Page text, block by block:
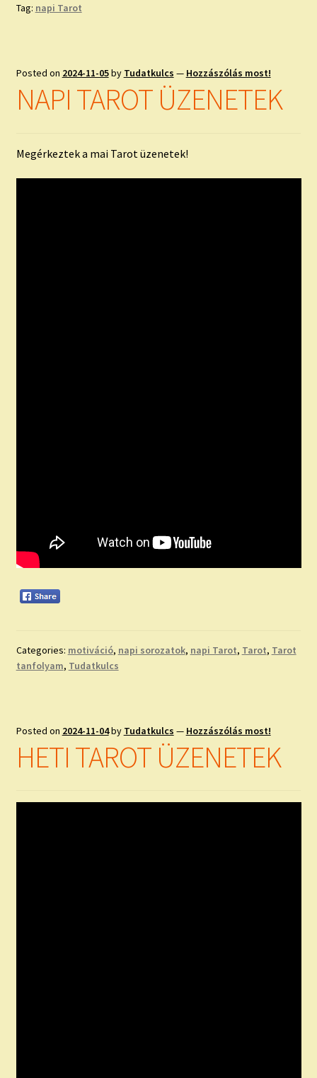
Tag: napi Tarot
Posted on 2024-11-05by Tudatkulcs — Hozzászólás most!
NAPI TAROT ÜZENETEK
Megérkeztek a mai Tarot üzenetek!
Categories: motiváció, napi sorozatok, napi Tarot, Tarot, Tarot
tanfolyam, Tudatkulcs
Posted on 2024-11-04by Tudatkulcs — Hozzászólás most!
HETI TAROT ÜZENETEK